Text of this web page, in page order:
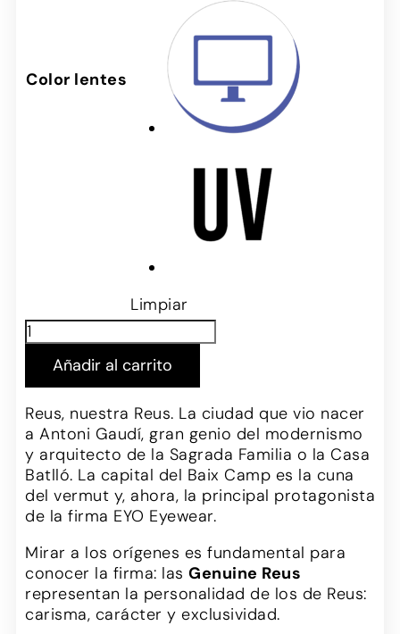
Color lentes
Limpiar
Añadir al carrito
Reus, nuestra Reus. La ciudad que vio nacer
a Antoni Gaudí, gran genio del modernismo
y arquitecto de la Sagrada Familia o la Casa
Batlló. La capital del Baix Camp es la cuna
del vermut y, ahora, la principal protagonista
de la firma EYO Eyewear.
Mirar a los orígenes es fundamental para
conocer la firma: las Genuine Reus
representan la personalidad de los de Reus:
carisma, carácter y exclusividad.